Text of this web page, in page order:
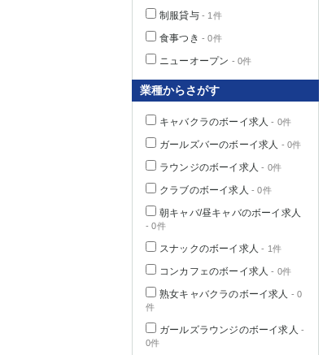
制服貸与- 1件
食事つき - 0件
ニューオープン - 0件
業種からさがす
キャバクラのボーイ求人 - 0件
ガールズバーのボーイ求人 - 0件
ラウンジのボーイ求人 - 0件
クラブのボーイ求人 - 0件
朝キャバ/昼キャバのボーイ求人
- 0件
スナックのボーイ求人 - 1件
コンカフェのボーイ求人 - 0件
熟女キャバクラのボーイ求人 - 0
件
ガールズラウンジのボーイ求人 -
0件
千葉県
茨城県
群馬県